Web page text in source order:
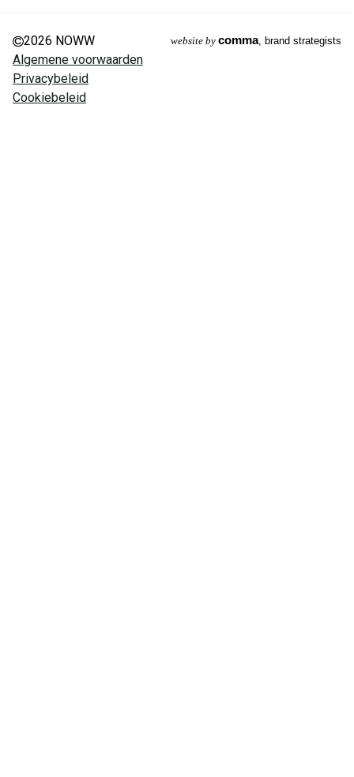
2026 NOWW
Algemene voorwaarden
Privacybeleid
Cookiebeleid
website by comma, brand strategists